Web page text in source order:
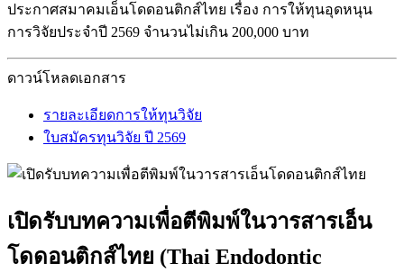
ประกาศสมาคมเอ็นโดดอนติกส์ไทย เรื่อง การให้ทุนอุดหนุน
การวิจัยประจำปี 2569 จำนวนไม่เกิน 200,000 บาท
ดาวน์โหลดเอกสาร
รายละเอียดการให้ทุนวิจัย
ใบสมัครทุนวิจัย ปี 2569
เปิดรับบทความเพื่อตีพิมพ์ในวารสารเอ็น
โดดอนติกส์ไทย (Thai Endodontic